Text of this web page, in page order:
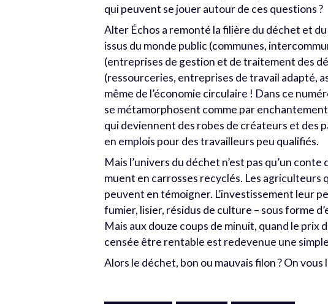
qui peuvent se jouer autour de ces questions ?
Alter Échos a remonté la filière du déchet et
issus du monde public (communes,
(entreprises de gestion et de traitement des
(ressourceries, entreprises de travail adapté,
même de l’économie circulaire ! Dans ce
se métamorphosent comme par
qui deviennent des robes de créateurs et des
en emplois pour des travailleurs peu qualifiés.
Mais l’univers du déchet n’est pas qu’un
muent en carrosses recyclés. Les agriculteurs
peuvent en témoigner. L’investissement leur
fumier, lisier, résidus de culture – sous forme
Mais aux douze coups de minuit, quand le
censée être rentable est redevenue une
Alors le déchet, bon ou mauvais filon ? On vous